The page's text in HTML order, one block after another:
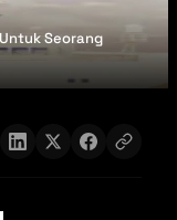
Seorang